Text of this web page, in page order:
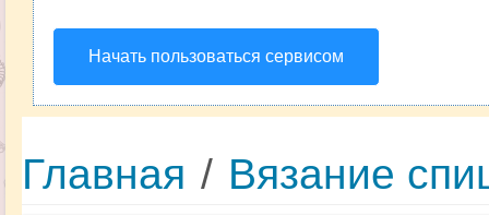
Начать пользоваться сервисом
Главная / Вязание